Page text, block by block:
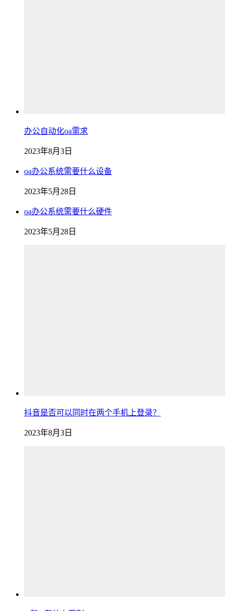
办公自动化oa需求
2023年8月3日
oa办公系统需要什么设备
2023年5月28日
oa办公系统需要什么硬件
2023年5月28日
抖音是否可以同时在两个手机上登录？
2023年8月3日